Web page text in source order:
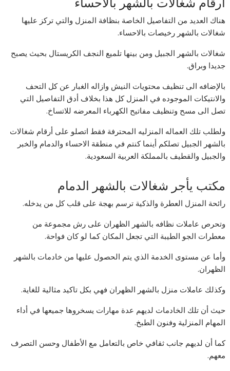
هناك العديد من التفاصيل الخاصة بنظافة المنزل والتي تركز عليها
شغالات بالشهر رخيصات بالاحساء.
شغالات بالشهر الجبيل ومن بينها تلميع النجف الكريستال بحيث يصبح
جديدا وبراق.
بالإضافه الى تنظيف محتويات النيش وازاله الغبار عن كل التحف
والانتيكات الموجوده في المنزل كل هذا بخلاف أدق التفاصيل التي
تصل الى مسح وتنظيف مفاتيح الكهرباء المعرضه للاتساخ.
ولطلب تلك العماله المنزليه المحترفة فقط اتصلو على أرقام شغالات
بالشهر الجبيل تصلكم أينما كنتم في منطقة الاحساء والدمام والخبر
والجبيل والقطيف بالمملكة العربية السعودية.
مكتب يأجر شغالات بالشهر الدمام
رائحة المنزل العطرة والذكية ترسم بهجة على قلب كل من يدخله.
وتحرص عاملات نظافه بالشهر الظهران على رش مجموعة من
معطرات الجو الطيبة التي تجعل المكان كما لو كان فواحة.
وأما عن مستوى الخدمة الذي يتم الحصول عليها من خادمات بالشهر
الظهران.
وكذلك عاملات منزل بالشهر الظهران فهي بكل تاكيد مثالية للغاية.
حيث أن تلك الخادمات لديهم عدة مهارات يسخروها جميعها في أداء
المهام المنزلية وفنون الطبخ.
كما أن لديهم جانب ثقافي خاص بالتعامل مع الأطفال وحسن التصرف
معهم.